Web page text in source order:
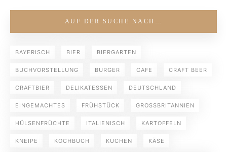
AUF DER SUCHE NACH…
BAYERISCH BIER BIERGARTEN
BUCHVORSTELLUNG BURGER CAFE CRAFT BEER
CRAFTBIER DELIKATESSEN DEUTSCHLAND
EINGEMACHTES FRÜHSTÜCK GROSSBRITANNIEN
HÜLSENFRÜCHTE ITALIENISCH KARTOFFELN
KNEIPE KOCHBUCH KUCHEN KÄSE